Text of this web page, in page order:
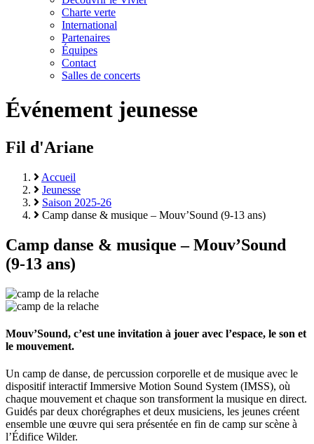
Charte verte
International
Partenaires
Équipes
Contact
Salles de concerts
Événement jeunesse
Fil d'Ariane
Accueil
Jeunesse
Saison 2025-26
Camp danse & musique – Mouv’Sound (9-13 ans)
Camp danse & musique – Mouv’Sound
(9-13 ans)
Mouv’Sound, c’est une invitation à jouer avec l’espace, le son et
le mouvement.
Un camp de danse, de percussion corporelle et de musique avec le
dispositif interactif Immersive Motion Sound System (IMSS), où
chaque mouvement et chaque son transforment la musique en direct.
Guidés par deux chorégraphes et deux musiciens, les jeunes créent
ensemble une œuvre qui sera présentée en fin de camp sur scène à
l’Édifice Wilder.